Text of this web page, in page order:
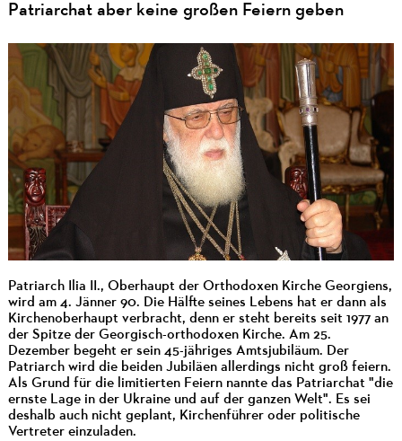
Patriarchat aber keine großen Feiern geben
Patriarch Ilia II., Oberhaupt der Orthodoxen Kirche Georgiens,
wird am 4. Jänner 90. Die Hälfte seines Lebens hat er dann als
Kirchenoberhaupt verbracht, denn er steht bereits seit 1977 an
der Spitze der Georgisch-orthodoxen Kirche. Am 25.
Dezember begeht er sein 45-jähriges Amtsjubiläum. Der
Patriarch wird die beiden Jubiläen allerdings nicht groß feiern.
Als Grund für die limitierten Feiern nannte das Patriarchat "die
ernste Lage in der Ukraine und auf der ganzen Welt". Es sei
deshalb auch nicht geplant, Kirchenführer oder politische
Vertreter einzuladen.